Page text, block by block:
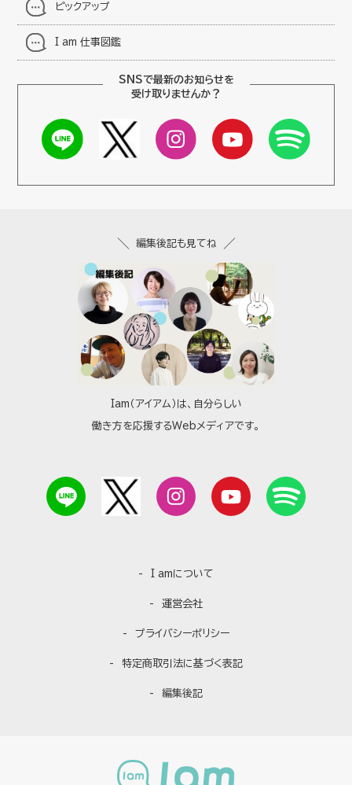
ピックアップ
I am 仕事図鑑
SNSで最新のお知らせを
受け取りませんか？
Iam（アイアム）は、自分らしい
働き方を応援するWebメディアです。
I amについて
運営会社
プライバシーポリシー
特定商取引法に基づく表記
編集後記
編集後記も見てね